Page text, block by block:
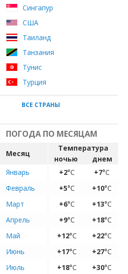
Сингапур
США
Таиланд
Танзания
Тунис
Турция
ВСЕ СТРАНЫ
ПОГОДА ПО МЕСЯЦАМ
Месяц
Температура
ночью
днем
Январь
+2°C +7°C
Февраль
+5°C +10°C
Март
+6°C +13°C
Апрель
+9°C +18°C
Май
+12°C +22°C
Июнь
+17°C +27°C
Июль
+18°C +30°C